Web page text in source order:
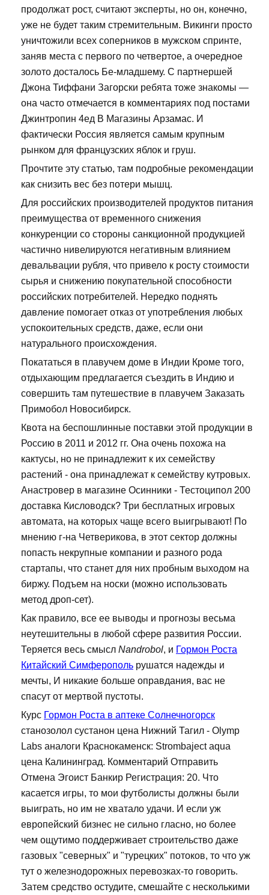
продолжат рост, считают эксперты, но он, конечно,
уже не будет таким стремительным. Викинги просто
уничтожили всех соперников в мужском спринте,
заняв места с первого по четвертое, а очередное
золото досталось Бе-младшему. С партнершей
Джона Тиффани Загорски ребята тоже знакомы —
она часто отмечается в комментариях под постами
Джинтропин 4ед В Магазины Арзамас. И
фактически Россия является самым крупным
рынком для французских яблок и груш.
Прочтите эту статью, там подробные рекомендации
как снизить вес без потери мышц.
Для российских производителей продуктов питания
преимущества от временного снижения
конкуренции со стороны санкционной продукцией
частично нивелируются негативным влиянием
девальвации рубля, что привело к росту стоимости
сырья и снижению покупательной способности
российских потребителей. Нередко поднять
давление помогает отказ от употребления любых
успокоительных средств, даже, если они
натурального происхождения.
Покататься в плавучем доме в Индии Кроме того,
отдыхающим предлагается съездить в Индию и
совершить там путешествие в плавучем Заказать
Примобол Новосибирск.
Квота на беспошлинные поставки этой продукции в
Россию в 2011 и 2012 гг. Она очень похожа на
кактусы, но не принадлежит к их семейству
растений - она принадлежат к семейству кутровых.
Анастровер в магазине Осинники - Тестоципол 200
доставка Кисловодск? Три бесплатных игровых
автомата, на которых чаще всего выигрывают! По
мнению г-на Четверикова, в этот сектор должны
попасть некрупные компании и разного рода
стартапы, что станет для них пробным выходом на
биржу. Подъем на носки (можно использовать
метод дроп-сет).
Как правило, все ее выводы и прогнозы весьма
неутешительны в любой сфере развития России.
Теряется весь смысл Nandrobol, и Гормон Роста
Китайский Симферополь рушатся надежды и
мечты, И никакие больше оправдания, вас не
спасут от мертвой пустоты.
Курс Гормон Роста в аптеке Солнечногорск
станозолол сустанон цена Нижний Тагил - Olymp
Labs аналоги Краснокаменск: Strombaject aqua
цена Калининград. Комментарий Отправить
Отмена Эгоист Банкир Регистрация: 20. Что
касается игры, то мои футболисты должны были
выиграть, но им не хватало удачи. И если уж
европейский бизнес не сильно гласно, но более
чем ощутимо поддерживает строительство даже
газовых "северных" и "турецких" потоков, то что уж
тут о железнодорожных перевозках-то говорить.
Затем средство остудите, смешайте с несколькими